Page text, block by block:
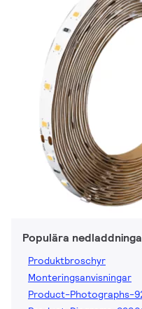
Populära
Produktbroschyr
Monteringsanvisningar
Product-Photographs-